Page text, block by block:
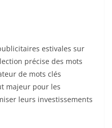
estivales sur
précise des mots
de mots clés
majeur pour les
leurs investissements